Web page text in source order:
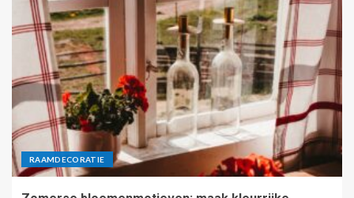
RAAMDECORATIE